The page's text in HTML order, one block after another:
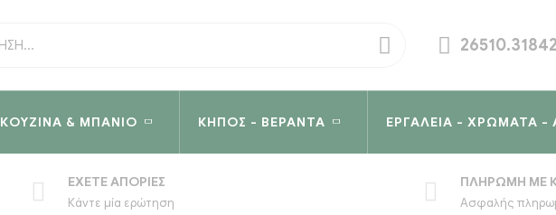
26510.31842
ΚΟΥΖΊΝΑ & ΜΠΆΝΙΟ ΚΉΠΟΣ - ΒΕΡΆΝΤΑ ΕΡΓΑΛΕΊΑ - ΧΡΏΜΑΤΑ -
ΈΧΕΤΕ ΑΠΟΡΊΕΣ
Κάντε μία ερώτηση
ΠΛΗΡΩΜΉ ΜΕ
Ασφαλής